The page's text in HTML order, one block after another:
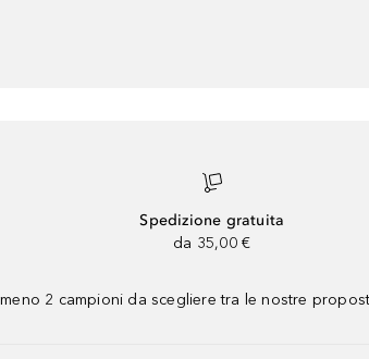
Spedizione gratuita
da 35,00 €
2 campioni da scegliere tra le nostre